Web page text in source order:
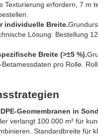
erfordern, 7 m
individuelle Breite.
Lösung: Bestellung
Breite (>±5 %).
pro Rolle.
Geomembranen in
verlangt 100.000 m² für
Standardbreite für